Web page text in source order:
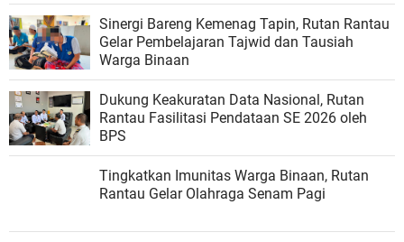
Sinergi Bareng Kemenag Tapin, Rutan Rantau
Gelar Pembelajaran Tajwid dan Tausiah
Warga Binaan
Dukung Keakuratan Data Nasional, Rutan
Rantau Fasilitasi Pendataan SE 2026 oleh
BPS
Tingkatkan Imunitas Warga Binaan, Rutan
Rantau Gelar Olahraga Senam Pagi